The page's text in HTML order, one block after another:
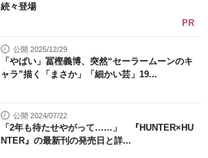
続々登場
PR
公開 2025/12/29
「やばい」冨樫義博、突然“セーラームーンのキ
ャラ”描く「まさか」「細かい芸」19...
公開 2024/07/22
「2年も待たせやがって……」 『HUNTER×HU
NTER』の最新刊の発売日と詳...